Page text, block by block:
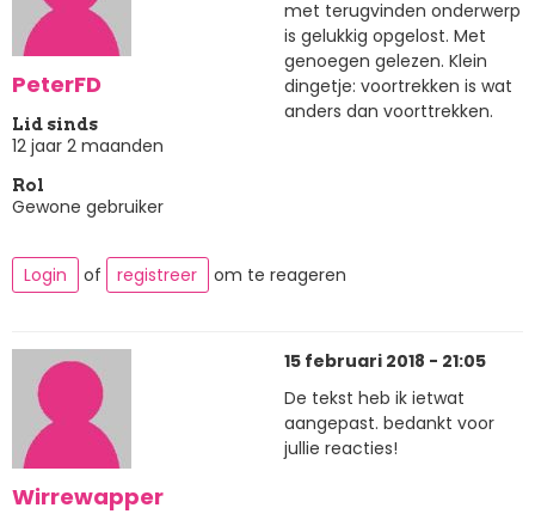
PeterFD
Lid sinds
12 jaar 2 maanden
Rol
Gewone gebruiker
met terugvinden onderwerp
is gelukkig opgelost. Met
genoegen gelezen. Klein
dingetje: voortrekken is wat
anders dan voorttrekken.
Login of registreer om te reageren
Wirrewapper
15 februari 2018 - 21:05
De tekst heb ik ietwat
aangepast. bedankt voor
jullie reacties!